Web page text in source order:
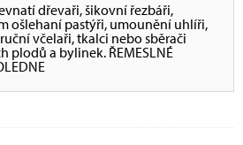
dřevaři, šikovní řezbáři,
ošlehaní pastýři, umounění uhlíři,
včelaři, tkalci nebo sběrači
plodů a bylinek. ŘEMESLNÉ